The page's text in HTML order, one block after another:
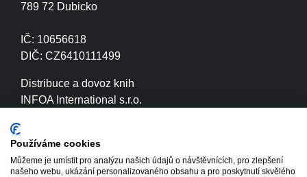
789 72 Dubicko
IČ: 10656618
DIČ: CZ6410111499
Distribuce a dovoz knih
INFOA International s.r.o.
IČ: 26870886
Používáme cookies
Můžeme je umístit pro analýzu našich údajů o návštěvnících, pro zlepšení
našeho webu, ukázání personalizovaného obsahu a pro poskytnutí skvělého